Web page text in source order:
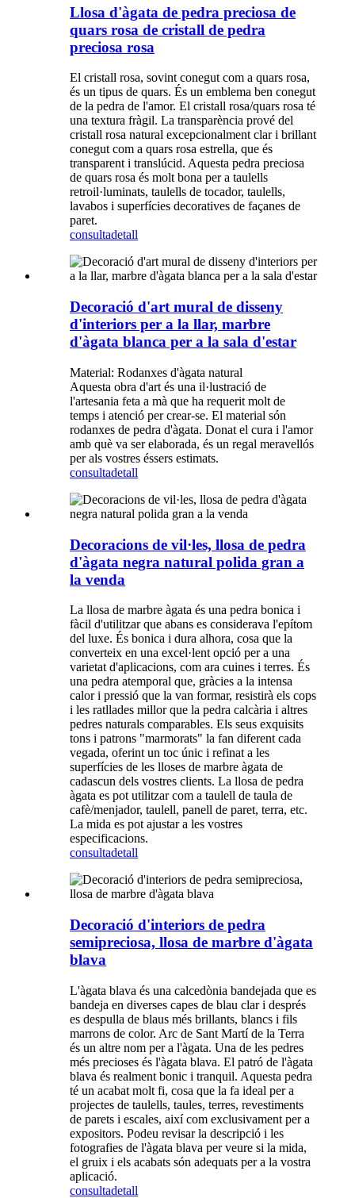
Llosa d'àgata de pedra preciosa de
quars rosa de cristall de pedra
preciosa rosa
El cristall rosa, sovint conegut com a quars rosa,
és un tipus de quars. És un emblema ben conegut
de la pedra de l'amor. El cristall rosa/quars rosa té
una textura fràgil. La transparència prové del
cristall rosa natural excepcionalment clar i brillant
conegut com a quars rosa estrella, que és
transparent i translúcid. Aquesta pedra preciosa
de quars rosa és molt bona per a taulells
retroil·luminats, taulells de tocador, taulells,
lavabos i superfícies decoratives de façanes de
paret.
consultadetall
Decoració d'art mural de disseny
d'interiors per a la llar, marbre
d'àgata blanca per a la sala d'estar
Material: Rodanxes d'àgata natural
Aquesta obra d'art és una il·lustració de
l'artesania feta a mà que ha requerit molt de
temps i atenció per crear-se. El material són
rodanxes de pedra d'àgata. Donat el cura i l'amor
amb què va ser elaborada, és un regal meravellós
per als vostres éssers estimats.
consultadetall
Decoracions de vil·les, llosa de pedra
d'àgata negra natural polida gran a
la venda
La llosa de marbre àgata és una pedra bonica i
fàcil d'utilitzar que abans es considerava l'epítom
del luxe. És bonica i dura alhora, cosa que la
converteix en una excel·lent opció per a una
varietat d'aplicacions, com ara cuines i terres. És
una pedra atemporal que, gràcies a la intensa
calor i pressió que la van formar, resistirà els cops
i les ratllades millor que la pedra calcària i altres
pedres naturals comparables. Els seus exquisits
tons i patrons "marmorats" la fan diferent cada
vegada, oferint un toc únic i refinat a les
superfícies de les lloses de marbre àgata de
cadascun dels vostres clients. La llosa de pedra
àgata es pot utilitzar com a taulell de taula de
cafè/menjador, taulell, panell de paret, terra, etc.
La mida es pot ajustar a les vostres
especificacions.
consultadetall
Decoració d'interiors de pedra
semipreciosa, llosa de marbre d'àgata
blava
L'àgata blava és una calcedònia bandejada que es
bandeja en diverses capes de blau clar i després
es despulla de blaus més brillants, blancs i fils
marrons de color. Arc de Sant Martí de la Terra
és un altre nom per a l'àgata. Una de les pedres
més precioses és l'àgata blava. El patró de l'àgata
blava és realment bonic i tranquil. Aquesta pedra
té un acabat molt fi, cosa que la fa ideal per a
projectes de taulells, taules, terres, revestiments
de parets i escales, així com exclusivament per a
expositors. Podeu revisar la descripció i les
fotografies de l'àgata blava per veure si la mida,
el gruix i els acabats són adequats per a la vostra
aplicació.
consultadetall